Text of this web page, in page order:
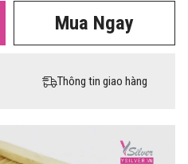
Mua Ngay
Thông tin giao hàng